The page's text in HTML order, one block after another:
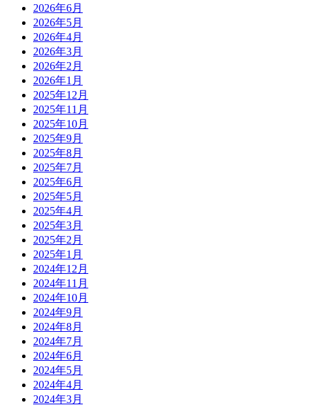
2026年6月
2026年5月
2026年4月
2026年3月
2026年2月
2026年1月
2025年12月
2025年11月
2025年10月
2025年9月
2025年8月
2025年7月
2025年6月
2025年5月
2025年4月
2025年3月
2025年2月
2025年1月
2024年12月
2024年11月
2024年10月
2024年9月
2024年8月
2024年7月
2024年6月
2024年5月
2024年4月
2024年3月